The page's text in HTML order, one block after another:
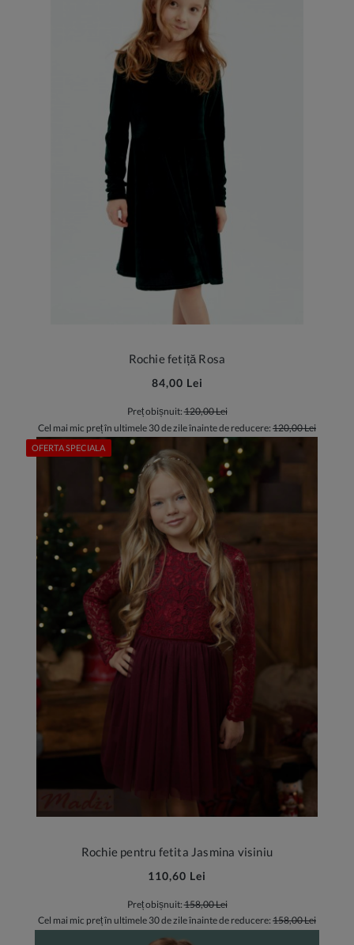
Rochie fetiță Rosa
84,00 Lei
Preț obișnuit:120,00 Lei
Cel mai mic preț în ultimele 30 de zile înainte de reducere: 120,00 Lei
Rochie pentru fetita Jasmina visiniu
110,60 Lei
Preț obișnuit:158,00 Lei
Cel mai mic preț în ultimele 30 de zile înainte de reducere: 158,00 Lei
OFERTA SPECIALA